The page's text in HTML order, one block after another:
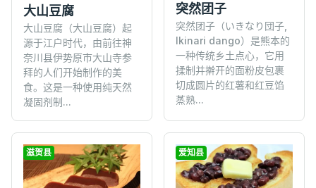
大山豆腐
大山豆腐（大山豆腐）起
源于江户时代，由前往神
奈川县伊势原市大山寺参
拜的人们开始制作的美
食。这是一种使用纯天然
凝固剂制...
突然团子
突然团子（いきなり団子,
Ikinari dango）是熊本的
一种传统乡土点心，它用
揉制并擀开的面粉皮包裹
切成圆片的红薯和红豆馅
蒸熟...
滋贺县 爱知县